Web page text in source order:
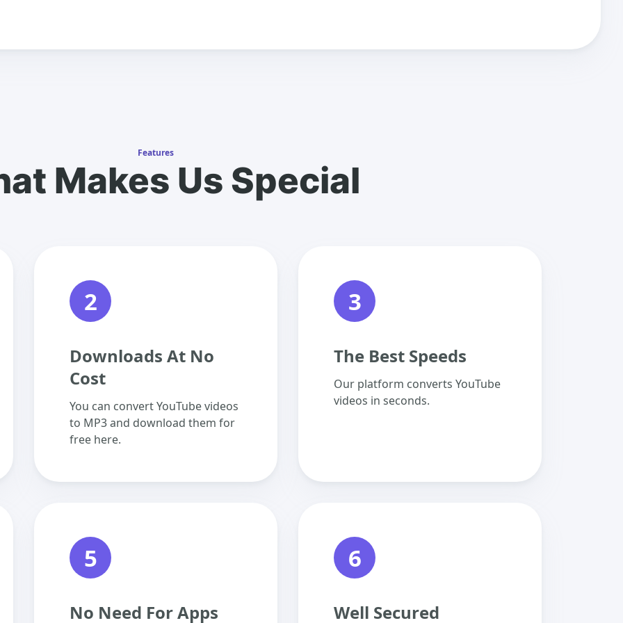
Features
Makes Us Special
2
Downloads At No
Cost
You can convert YouTube videos
to MP3 and download them for
free here.
3
The Best Speeds
Our platform converts YouTube
videos in seconds.
5
No Need For Apps
6
Well Secured